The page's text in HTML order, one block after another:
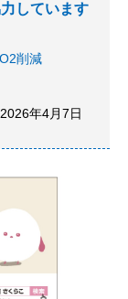
しています
削減
2026年4月7日